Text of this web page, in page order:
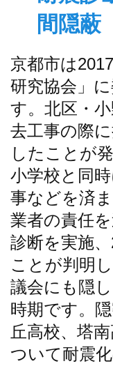
間隠蔽
京都市は
研究協会」
す。北区・
去工事の際
したことが
小学校と同
事などを済
業者の責任
診断を実施
ことが判明
議会にも隠
時期です。
丘高校、塔
ついて耐震